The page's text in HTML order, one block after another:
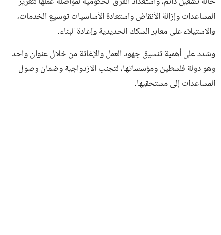
المساعدات وإزالة الأنقاض واستعادة الأساسيات توسيع الخدمات،
والاستيلاء على معابر السكك الحديدية وإعادة البناء.
وشدد على أهمية تنسيق جهود العمل والإغاثة من خلال عنوان واحد
وهو دولة فلسطين ومؤسساتها، لتجنب الازدواجية وضمان وصول
المساعدات إلى مستحقيها.